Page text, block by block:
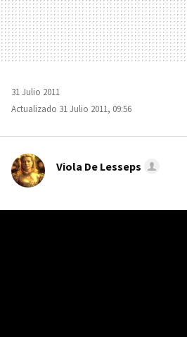
31 Julio 2011
Actualizado 31 Julio 2011, 09:56
Viola De Lesseps